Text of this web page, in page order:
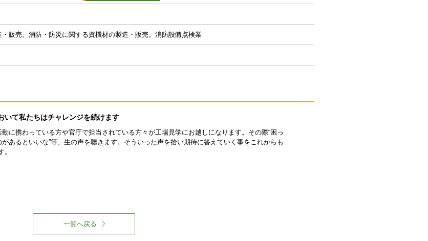
販売。消防・防災に関する資機材の製造・販売。消防設備点検業
いて私たちはチャレンジを続けます
に携わっている方や官庁で担当されている方々が工場見学にお越しになります。その際“困っ
があるといいな”等、生の声を聴きます。そういった声を拾い期待に答えていく事をこれからも
一覧へ戻る